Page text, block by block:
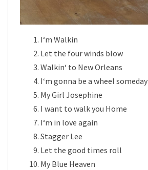
I‘m Walkin
Let the four winds blow
Walkin‘ to New Orleans
I‘m gonna be a wheel someday
My Girl Josephine
I want to walk you Home
I‘m in love again
Stagger Lee
Let the good times roll
My Blue Heaven